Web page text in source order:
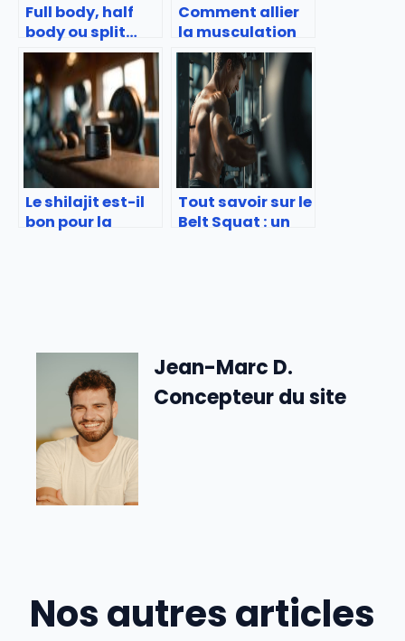
Full body, half
body ou split…
quel format
d’entraînement
choisir ?
Comment allier
la musculation
et la natation ?
Le shilajit est-il
bon pour la
Tout savoir sur le
Belt Squat : un
Jean-Marc D.
Concepteur du site
Nos autres articles